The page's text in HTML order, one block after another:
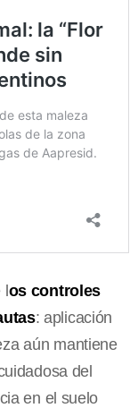
los controles
: aplicación
aún mantiene
del
en el suelo